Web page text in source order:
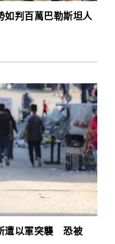
如判百萬巴勒斯坦人
遭以軍突襲 恐被